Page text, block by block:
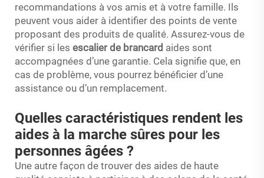
recommandations à vos amis et à votre famille. Ils
peuvent vous aider à identifier des points de vente
proposant des produits de qualité. Assurez-vous de
vérifier si les escalier de brancard aides sont
accompagnées d’une garantie. Cela signifie que, en
cas de problème, vous pourrez bénéficier d’une
assistance ou d’un remplacement.
Quelles caractéristiques rendent les
aides à la marche sûres pour les
personnes âgées ?
Une autre façon de trouver des aides de haute